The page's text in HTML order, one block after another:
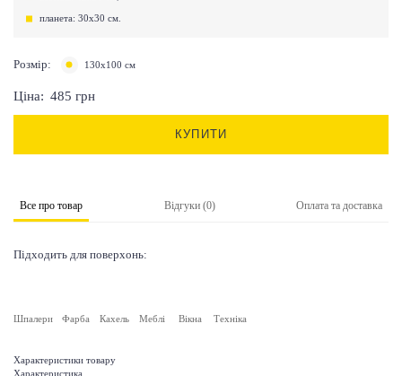
планета: 30х30 см.
Розмір: 130x100 см
Ціна: 485 грн
КУПИТИ
Все про товар Відгуки (0) Оплата та доставка
Підходить для поверхонь:
Шпалери Фарба Кахель Меблі Вікна Техніка
Характеристики товару
Характеристика